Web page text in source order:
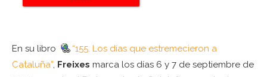
En su libro
“155. Los días que estremecieron a
Cataluña”, Freixes marca los días 6 y 7 de septiembre de